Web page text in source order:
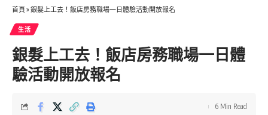
首頁 » 銀髮上工去！飯店房務職場一日體驗活動開放報名
生活
銀髮上工去！飯店房務職場一日體
驗活動開放報名
6 Min Read